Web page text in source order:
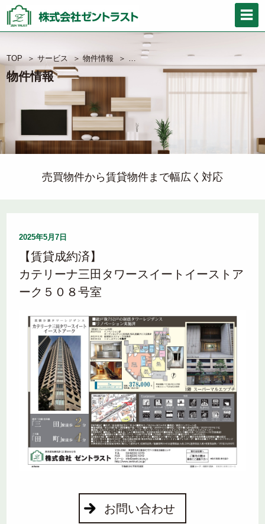
TOP ＞ サービス ＞ 物件情報 ＞
【賃貸成約済】
カテリーナ三田タワースイートイース
物件情報
売買物件から賃貸物件まで幅広く対応
2025年5月7日
【賃貸成約済】
カテリーナ三田タワースイートイーストア
ーク５０８号室
お問い合わせ